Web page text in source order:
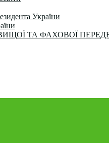
України
ТА ФАХОВОЇ